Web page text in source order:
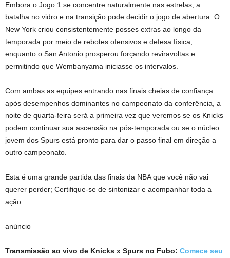
Embora o Jogo 1 se concentre naturalmente nas estrelas, a
batalha no vidro e na transição pode decidir o jogo de abertura. O
New York criou consistentemente posses extras ao longo da
temporada por meio de rebotes ofensivos e defesa física,
enquanto o San Antonio prosperou forçando reviravoltas e
permitindo que Wembanyama iniciasse os intervalos.
Com ambas as equipes entrando nas finais cheias de confiança
após desempenhos dominantes no campeonato da conferência, a
noite de quarta-feira será a primeira vez que veremos se os Knicks
podem continuar sua ascensão na pós-temporada ou se o núcleo
jovem dos Spurs está pronto para dar o passo final em direção a
outro campeonato.
Esta é uma grande partida das finais da NBA que você não vai
querer perder; Certifique-se de sintonizar e acompanhar toda a
ação.
anúncio
Transmissão ao vivo de Knicks x Spurs no Fubo: Comece seu